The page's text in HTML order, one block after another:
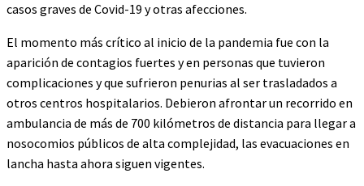
casos graves de Covid-19 y otras afecciones.
El momento más crítico al inicio de la pandemia fue con la
aparición de contagios fuertes y en personas que tuvieron
complicaciones y que sufrieron penurias al ser trasladados a
otros centros hospitalarios. Debieron afrontar un recorrido en
ambulancia de más de 700 kilómetros de distancia para llegar a
nosocomios públicos de alta complejidad, las evacuaciones en
lancha hasta ahora siguen vigentes.